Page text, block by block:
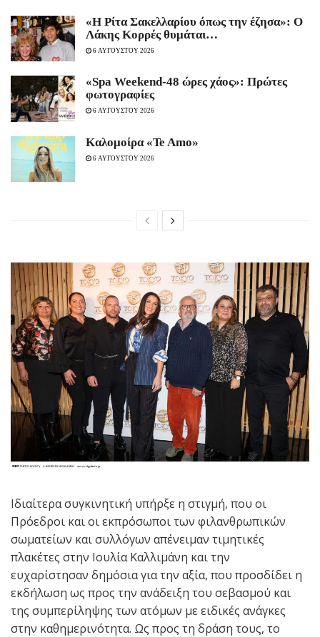
«Η Ρίτα Σακελλαρίου όπως την έζησα»: Ο
Λάκης Κορρές θυμάται…
6 ΑΥΓΟΥΣΤΟΥ 2026
«Spa Weekend-48 ώρες χάος»: Πρώτες
φωτογραφίες
6 ΑΥΓΟΥΣΤΟΥ 2026
Καλομοίρα «Te Amo»
6 ΑΥΓΟΥΣΤΟΥ 2026
Ιδιαίτερα συγκινητική υπήρξε η στιγμή, που οι
Πρόεδροι και οι εκπρόσωποι των φιλανθρωπικών
σωματείων και συλλόγων απένειμαν τιμητικές
πλακέτες στην Ιουλία Καλλιμάνη και την
ευχαρίστησαν δημόσια για την αξία, που προσδίδει η
εκδήλωση ως προς την ανάδειξη του σεβασμού και
της συμπερίληψης των ατόμων με ειδικές ανάγκες
στην καθημερινότητα. Ως προς τη δράση τους, το